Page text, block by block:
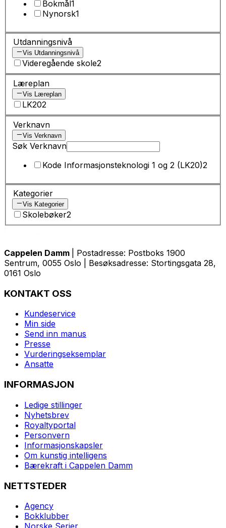
Bokmål1
Nynorsk1
Utdanningsnivå
Vis Utdanningsnivå
Videregående skole2
Læreplan
Vis Læreplan
LK202
Verknavn
Vis Verknavn
Søk Verknavn
Kode Informasjonsteknologi 1 og 2 (LK20)2
Kategorier
Vis Kategorier
Skolebøker2
Cappelen Damm
| Postadresse: Postboks 1900
Sentrum, 0055 Oslo | Besøksadresse: Stortingsgata 28,
0161 Oslo
KONTAKT OSS
Kundeservice
Min side
Send inn manus
Presse
Vurderingseksemplar
Ansatte
INFORMASJON
Ledige stillinger
Nyhetsbrev
Royaltyportal
Personvern
Informasjonskapsler
Om kunstig intelligens
Bærekraft i Cappelen Damm
NETTSTEDER
Agency
Bokklubber